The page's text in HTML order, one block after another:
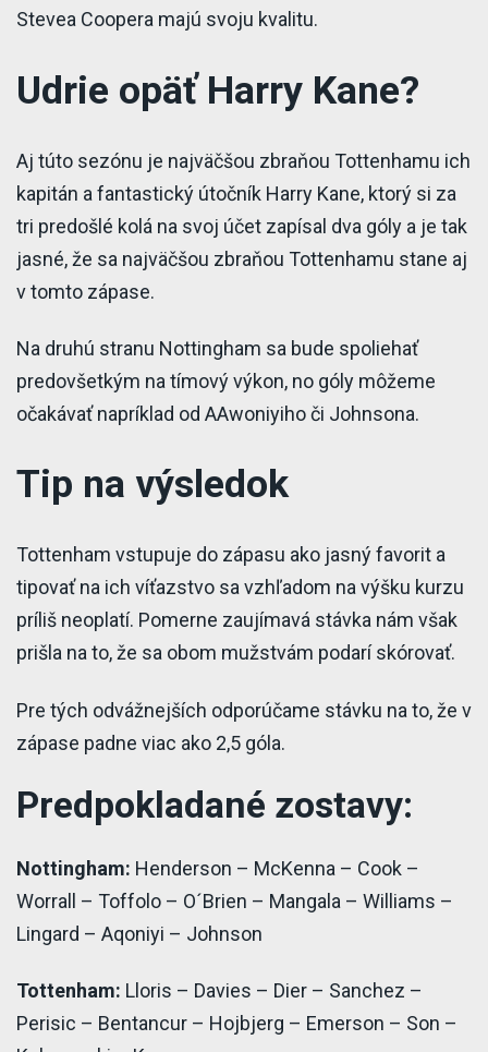
Stevea Coopera majú svoju kvalitu.
Udrie opäť Harry Kane?
Aj túto sezónu je najväčšou zbraňou Tottenhamu ich
kapitán a fantastický útočník Harry Kane, ktorý si za
tri predošlé kolá na svoj účet zapísal dva góly a je tak
jasné, že sa najväčšou zbraňou Tottenhamu stane aj
v tomto zápase.
Na druhú stranu Nottingham sa bude spoliehať
predovšetkým na tímový výkon, no góly môžeme
očakávať napríklad od AAwoniyiho či Johnsona.
Tip na výsledok
Tottenham vstupuje do zápasu ako jasný favorit a
tipovať na ich víťazstvo sa vzhľadom na výšku kurzu
príliš neoplatí. Pomerne zaujímavá stávka nám však
prišla na to, že sa obom mužstvám podarí skórovať.
Pre tých odvážnejších odporúčame stávku na to, že v
zápase padne viac ako 2,5 góla.
Predpokladané zostavy:
Nottingham: Henderson – McKenna – Cook –
Worrall – Toffolo – O´Brien – Mangala – Williams –
Lingard – Aqoniyi – Johnson
Tottenham: Lloris – Davies – Dier – Sanchez –
Perisic – Bentancur – Hojbjerg – Emerson – Son –